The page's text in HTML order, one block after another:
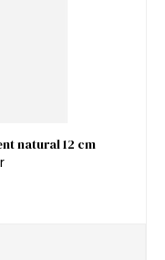
natural 12 cm